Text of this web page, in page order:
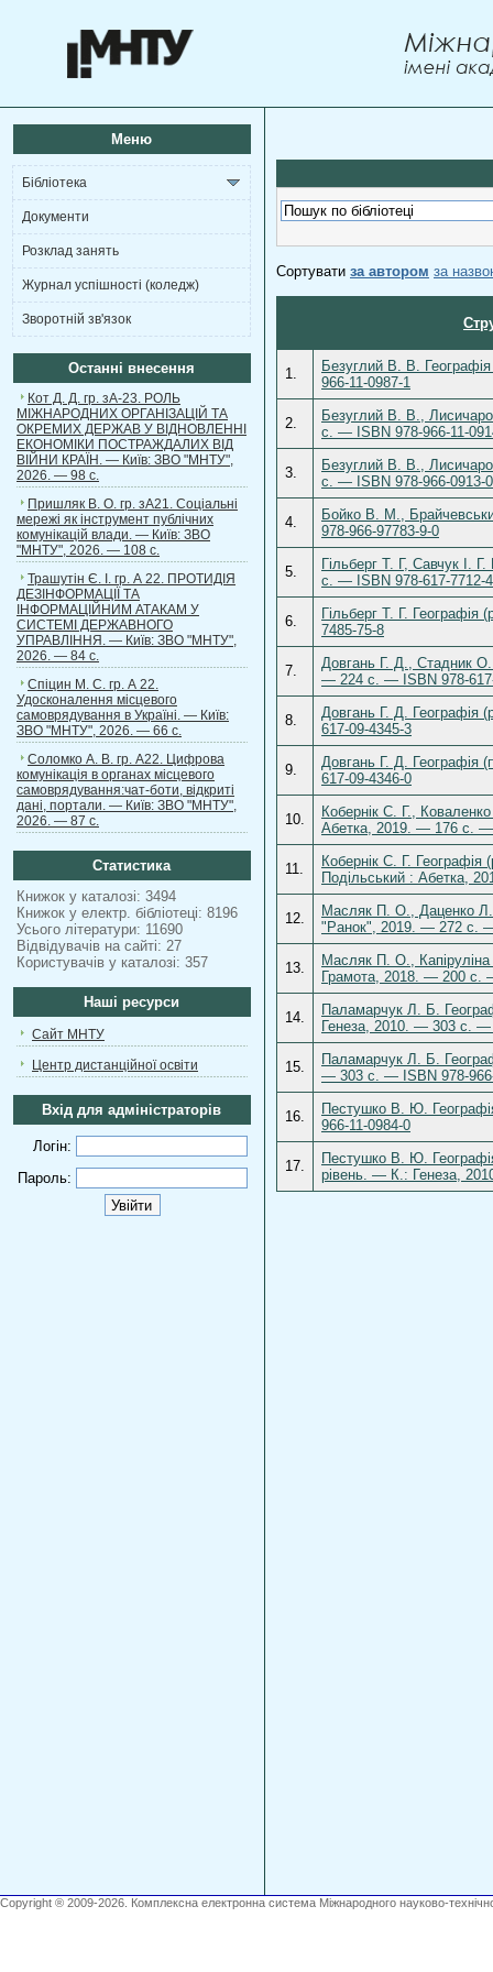
Меню
Бібліотека
Документи
Розклад занять
Журнал успішності (коледж)
Зворотній зв'язок
Останні внесення
Кот Д. Д. гр. зА-23. РОЛЬ
МІЖНАРОДНИХ ОРГАНІЗАЦІЙ ТА
ОКРЕМИХ ДЕРЖАВ У ВІДНОВЛЕННІ
ЕКОНОМІКИ ПОСТРАЖДАЛИХ ВІД
ВІЙНИ КРАЇН. — Київ: ЗВО "МНТУ",
2026. — 98 с.
Пришляк В. О. гр. зА21. Соціальні
мережі як інструмент публічних
комунікацій влади. — Київ: ЗВО
"МНТУ", 2026. — 108 с.
Трашутін Є. І. гр. А 22. ПРОТИДІЯ
ДЕЗІНФОРМАЦІЇ ТА
ІНФОРМАЦІЙНИМ АТАКАМ У
СИСТЕМІ ДЕРЖАВНОГО
УПРАВЛІННЯ. — Київ: ЗВО "МНТУ",
2026. — 84 с.
Спіцин М. С. гр. А 22.
Удосконалення місцевого
самоврядування в Україні. — Київ:
ЗВО "МНТУ", 2026. — 66 с.
Соломко А. В. гр. А22. Цифрова
комунікація в органах місцевого
самоврядування:чат-боти, відкриті
дані, портали. — Київ: ЗВО "МНТУ",
2026. — 87 с.
Статистика
Книжок у каталозі: 3494
Книжок у електр. бібліотеці: 8196
Усього літератури: 11690
Відвідувачів на сайті: 27
Користувачів у каталозі: 357
Наші ресурси
Сайт МНТУ
Центр дистанційної освіти
Вхід для адміністраторів
Логін:
Пароль:
Сортувати за автором за
1.
Безуглий В. В.
966-11-0987-1
2.
Безуглий В. В.,
с. — ISBN 978-966-11-
3.
Безуглий В. В.,
с. — ISBN 978-966-0913-0
4.
Бойко В. М.,
978-966-97783-9-0
5.
Гільберг Т. Г, Савчук І.
с. — ISBN 978-617-7712-
6.
Гільберг Т. Г.
7485-75-8
7.
Довгань Г. Д., Стадник О.
— 224 с. — ISBN 978-
8.
Довгань Г. Д. Географія
617-09-4345-3
9.
Довгань Г. Д. Географія
617-09-4346-0
10.
Кобернік С. Г.,
Абетка, 2019. — 176 с. —
11.
Кобернік С. Г.
Подільський : Абетка,
12.
Масляк П. О., Даценко Л.
"Ранок", 2019. — 272 с.
13.
Масляк П. О.,
Грамота, 2018. — 200 с.
14.
Паламарчук Л. Б.
Генеза, 2010. — 303 с. —
15.
Паламарчук Л. Б.
— 303 с. — ISBN 978-
16.
Пестушко В. Ю.
966-11-0984-0
17.
Пестушко В. Ю.
рівень. — К.: Генеза,
Copyright ® 2009-2026. Комплексна електронна система Міжнародного науково-